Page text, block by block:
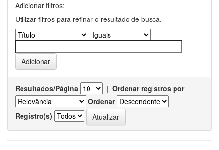
Adicionar filtros:
Utilizar filtros para refinar o resultado de busca.
Resultados/Página | Ordenar registros por
Ordenar
Registro(s)